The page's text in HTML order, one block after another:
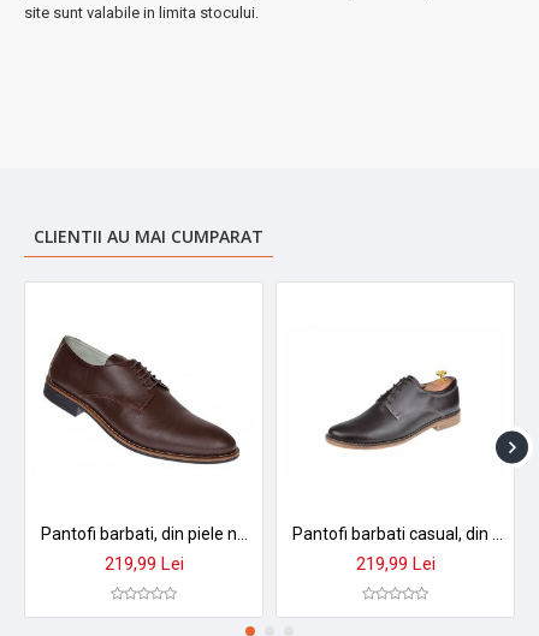
site sunt valabile in limita stocului.
CLIENTII AU MAI CUMPARAT
219,99 Lei 219,99 Lei